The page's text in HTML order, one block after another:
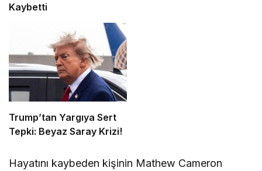
Kaybetti
Trump’tan Yargıya Sert
Tepki: Beyaz Saray Krizi!
Hayatını kaybeden kişinin Mathew Cameron